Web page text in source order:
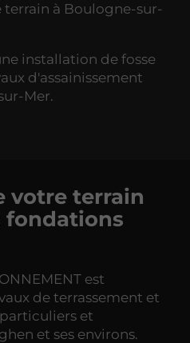
terrain à Boulogne-sur-
installation de fosse
d'assainissement
Mer.
votre terrain
fondations
est
de terrassement et
et
et ses environs.